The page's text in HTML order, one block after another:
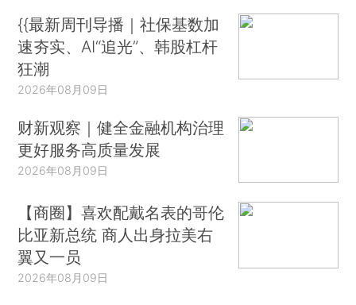
{{最新周刊导播｜社保基数加
速夯实、AI“追光”、韩股杠杆
狂潮
2026年08月09日
财新观察｜健全金融机构治理
更好服务高质量发展
2026年08月09日
【商圈】喜欢配戴名表的哥伦
比亚新总统 商人出身拉美右
翼又一员
2026年08月09日